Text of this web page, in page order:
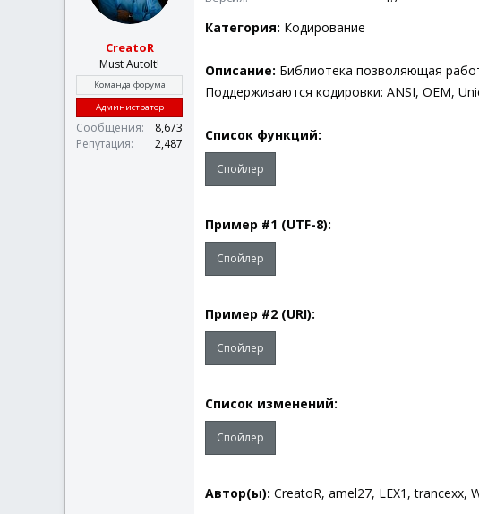
CreatoR
Must AutoIt!
Команда форума
Администратор
Сообщения
8,673
Репутация
2,487
Категория: Кодирование
Описание: Библиотека позволяющая
Поддерживаются кодировки: ANSI, OEM,
Список функций:
Спойлер
Пример #1 (UTF-8):
Спойлер
Пример #2 (URI):
Спойлер
Список изменений:
Спойлер
Автор(ы): CreatoR, amel27, LEX1, trancexx,